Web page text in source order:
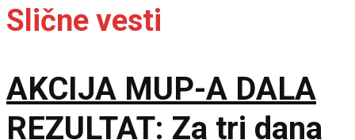
Slične vesti
AKCIJA MUP-A DALA
REZULTAT: Za tri dana